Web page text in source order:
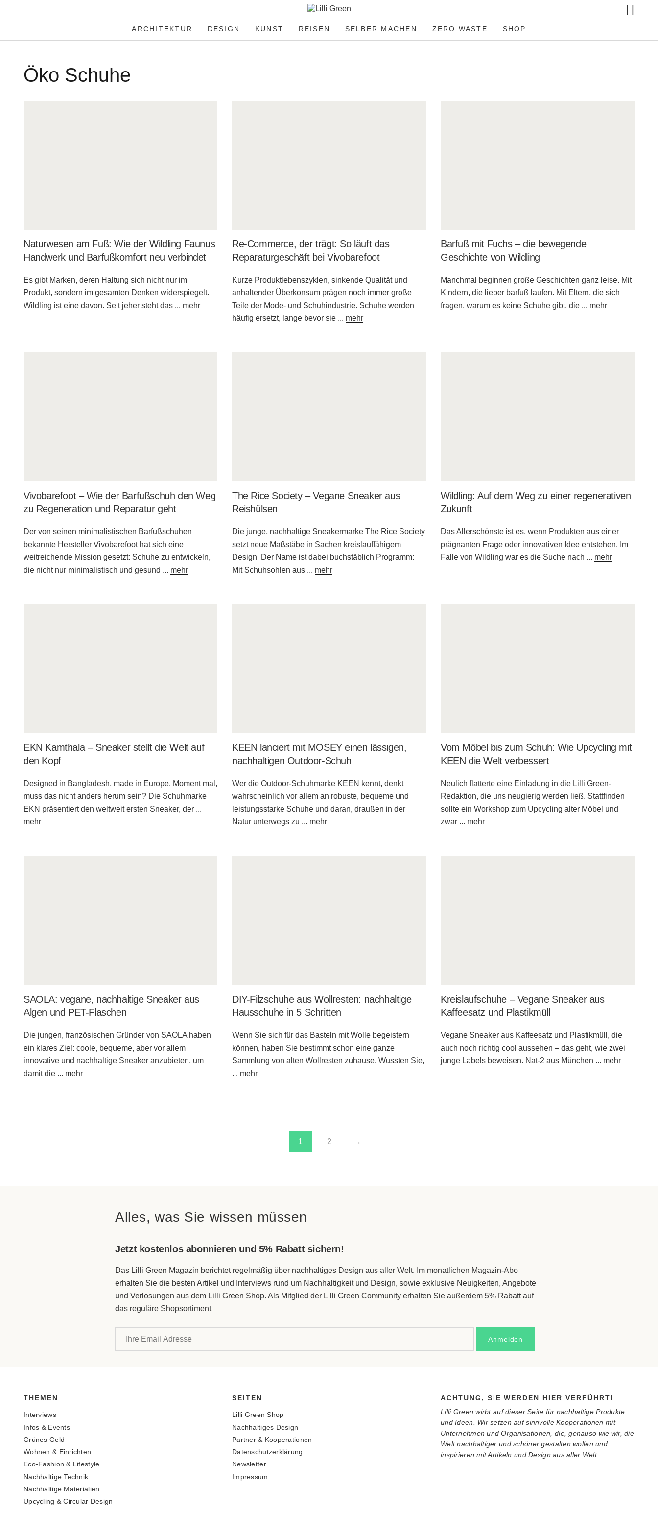
ARCHITEKTUR DESIGN KUNST REISEN SELBER MACHEN ZERO WASTE SHOP
Öko Schuhe
Naturwesen am Fuß: Wie der Wildling Faunus
Handwerk und Barfußkomfort neu verbindet
Es gibt Marken, deren Haltung sich nicht nur im
Produkt, sondern im gesamten Denken widerspiegelt.
Wildling ist eine davon. Seit jeher steht das ... mehr
Re-Commerce, der trägt: So läuft das
Reparaturgeschäft bei Vivobarefoot
Kurze Produktlebenszyklen, sinkende Qualität und
anhaltender Überkonsum prägen noch immer große
Teile der Mode- und Schuhindustrie. Schuhe werden
häufig ersetzt, lange bevor sie ... mehr
Barfuß mit Fuchs – die bewegende
Geschichte von Wildling
Manchmal beginnen große Geschichten ganz leise. Mit
Kindern, die lieber barfuß laufen. Mit Eltern, die sich
fragen, warum es keine Schuhe gibt, die ... mehr
Vivobarefoot – Wie der Barfußschuh den Weg
zu Regeneration und Reparatur geht
Der von seinen minimalistischen Barfußschuhen
bekannte Hersteller Vivobarefoot hat sich eine
weitreichende Mission gesetzt: Schuhe zu entwickeln,
die nicht nur minimalistisch und gesund ... mehr
The Rice Society – Vegane Sneaker aus
Reishülsen
Die junge, nachhaltige Sneakermarke The Rice Society
setzt neue Maßstäbe in Sachen kreislauffähigem
Design. Der Name ist dabei buchstäblich Programm:
Mit Schuhsohlen aus ... mehr
Wildling: Auf dem Weg zu einer regenerativen
Zukunft
Das Allerschönste ist es, wenn Produkten aus einer
prägnanten Frage oder innovativen Idee entstehen. Im
Falle von Wildling war es die Suche nach ... mehr
EKN Kamthala – Sneaker stellt die Welt auf
den Kopf
Designed in Bangladesh, made in Europe. Moment mal,
muss das nicht anders herum sein? Die Schuhmarke
EKN präsentiert den weltweit ersten Sneaker, der ...
mehr
KEEN lanciert mit MOSEY einen lässigen,
nachhaltigen Outdoor-Schuh
Wer die Outdoor-Schuhmarke KEEN kennt, denkt
wahrscheinlich vor allem an robuste, bequeme und
leistungsstarke Schuhe und daran, draußen in der
Natur unterwegs zu ... mehr
Vom Möbel bis zum Schuh: Wie Upcycling mit
KEEN die Welt verbessert
Neulich flatterte eine Einladung in die Lilli Green-
Redaktion, die uns neugierig werden ließ. Stattfinden
sollte ein Workshop zum Upcycling alter Möbel und
zwar ... mehr
SAOLA: vegane, nachhaltige Sneaker aus
Algen und PET-Flaschen
Die jungen, französischen Gründer von SAOLA haben
ein klares Ziel: coole, bequeme, aber vor allem
innovative und nachhaltige Sneaker anzubieten, um
damit die ... mehr
DIY-Filzschuhe aus Wollresten: nachhaltige
Hausschuhe in 5 Schritten
Wenn Sie sich für das Basteln mit Wolle begeistern
können, haben Sie bestimmt schon eine ganze
Sammlung von alten Wollresten zuhause. Wussten Sie,
... mehr
Kreislaufschuhe – Vegane Sneaker aus
Kaffeesatz und Plastikmüll
Vegane Sneaker aus Kaffeesatz und Plastikmüll, die
auch noch richtig cool aussehen – das geht, wie zwei
junge Labels beweisen. Nat-2 aus München ... mehr
1 2 →
Alles, was Sie wissen müssen
Jetzt kostenlos abonnieren und 5% Rabatt sichern!
Das Lilli Green Magazin berichtet regelmäßig über nachhaltiges Design aus aller Welt. Im monatlichen Magazin-Abo
erhalten Sie die besten Artikel und Interviews rund um Nachhaltigkeit und Design, sowie exklusive Neuigkeiten, Angebote
und Verlosungen aus dem Lilli Green Shop. Als Mitglied der Lilli Green Community erhalten Sie außerdem 5% Rabatt auf
das reguläre Shopsortiment!
THEMEN
Interviews
Infos & Events
Grünes Geld
Wohnen & Einrichten
Eco-Fashion & Lifestyle
Nachhaltige Technik
Nachhaltige Materialien
Upcycling & Circular Design
SEITEN
Lilli Green Shop
Nachhaltiges Design
Partner & Kooperationen
Datenschutzerklärung
Newsletter
Impressum
ACHTUNG, SIE WERDEN HIER VERFÜHRT!
Lilli Green wirbt auf dieser Seite für nachhaltige Produkte
und Ideen. Wir setzen auf sinnvolle Kooperationen mit
Unternehmen und Organisationen, die, genauso wie wir, die
Welt nachhaltiger und schöner gestalten wollen und
inspirieren mit Artikeln und Design aus aller Welt.